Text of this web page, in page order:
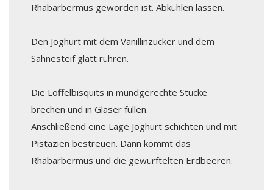
Rhabarbermus geworden ist. Abkühlen lassen.
Den Joghurt mit dem Vanillinzucker und dem
Sahnesteif glatt rühren.
Die Löffelbisquits in mundgerechte Stücke
brechen und in Gläser füllen.
Anschließend eine Lage Joghurt schichten und mit
Pistazien bestreuen. Dann kommt das
Rhabarbermus und die gewürftelten Erdbeeren.